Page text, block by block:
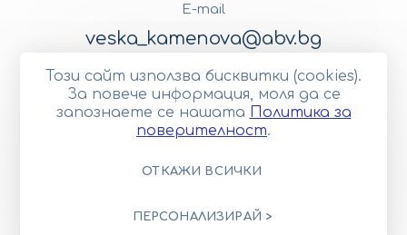
E-mail
veska_kamenova@abv.bg
Последвайте ни
Facebook
LinkedInYoutube
Политика за поверителност
© 2023—2026 Център за реставрация на
Този сайт използва бисквитки (cookies).
За повече информация, моля да се
запознаете се нашaтa Политика за
поверителност.
ОТКАЖИ ВСИЧКИ
ПЕРСОНАЛИЗИРАЙ >